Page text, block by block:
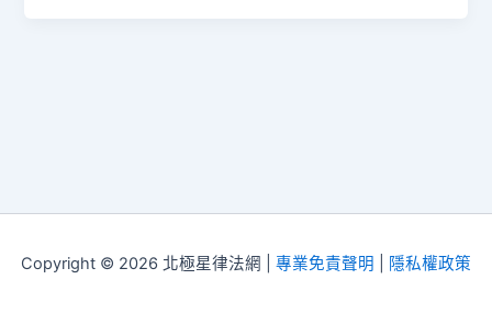
Copyright © 2026 北極星律法網 | 專業免責聲明 隱私權政策